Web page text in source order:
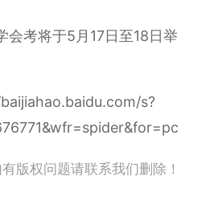
会考将于5月17日至18日举
s?
版权问题请联系我们删除！